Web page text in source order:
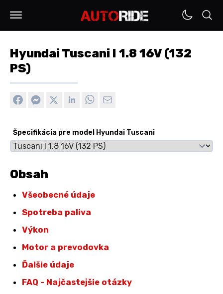
Hyundai Tuscani I 1.8 16V (132
PS)
Špecifikácia pre model Hyundai Tuscani
Obsah
Všeobecné údaje
Spotreba paliva
Výkon
Motor a prevodovka
Ďalšie údaje
FAQ - Najčastejšie otázky